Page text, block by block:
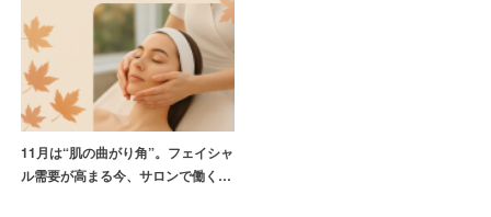
11月は“肌の曲がり角”。フェイシャ
ル需要が高まる今、サロンで働く…